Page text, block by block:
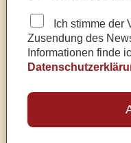
Ich stimme der
Zusendung des
Informationen finde